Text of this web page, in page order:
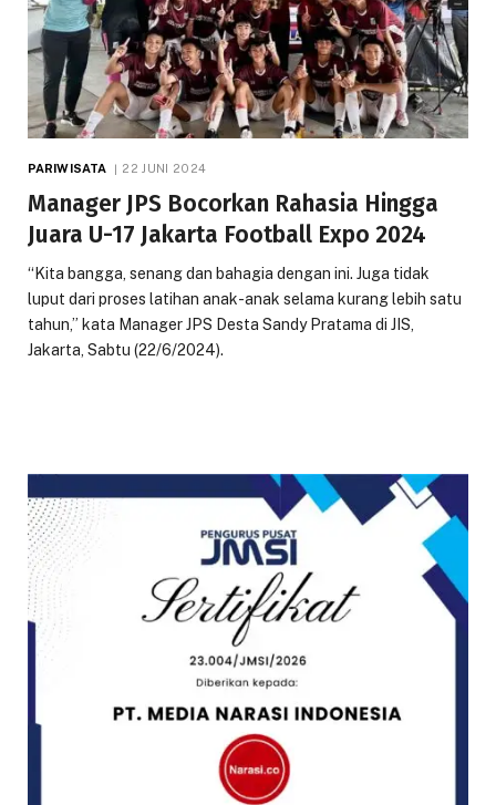
PARIWISATA 22 JUNI 2024
Manager JPS Bocorkan Rahasia Hingga
Juara U-17 Jakarta Football Expo 2024
“Kita bangga, senang dan bahagia dengan ini. Juga tidak
luput dari proses latihan anak-anak selama kurang lebih satu
tahun,” kata Manager JPS Desta Sandy Pratama di JIS,
Jakarta, Sabtu (22/6/2024).